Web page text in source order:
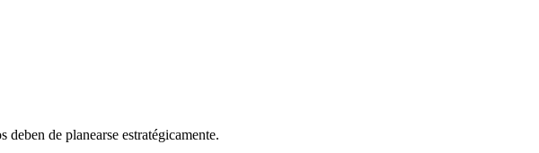
de planearse estratégicamente.